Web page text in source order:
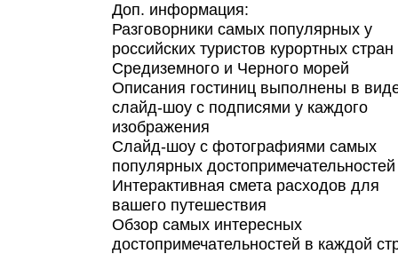
Доп. информация:
Разговорники самых популярных у
российских туристов курортных стран
Средиземного и Черного морей
Описания гостиниц выполнены в
слайд-шоу с подписями у каждого
изображения
Слайд-шоу с фотографиями самых
популярных достопримечательностей
Интерактивная смета расходов для
вашего путешествия
Обзор самых интересных
достопримечательностей в каждой